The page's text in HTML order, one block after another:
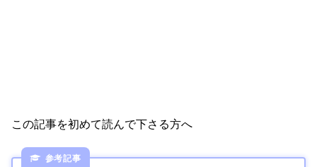
この記事を初めて読んで下さる方へ